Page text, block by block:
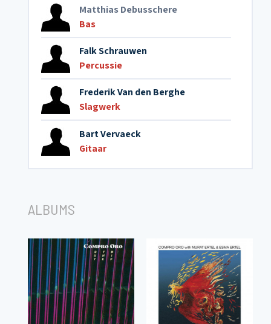
Matthias Debusschere
Bas
Falk Schrauwen
Percussie
Frederik Van den Berghe
Slagwerk
Bart Vervaeck
Gitaar
ALBUMS